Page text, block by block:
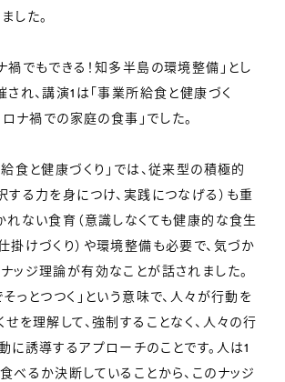
した。
禍でもできる！知多半島の環境整備」とし
れ、講演1は「事業所給食と健康づく
ロナ禍での家庭の食事」でした。
食と健康づくり」では、従来型の積極的
する力を身につけ、実践につなげる）も重
れない食育（意識しなくても健康的な食生
掛けづくり）や環境整備も必要で、気づか
ッジ理論が有効なことが話されました。
っとつつく」という意味で、人々が行動を
を理解して、強制することなく、人々の行
に誘導するアプローチのことです。人は1
べるか決断していることから、このナッジ